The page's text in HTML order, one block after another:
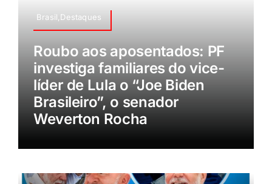
Brasil,Destaques
Roubo aos aposentados: PF
investiga familiares do vice-
líder de Lula o “Joe Biden
Brasileiro”, o senador
Weverton Rocha